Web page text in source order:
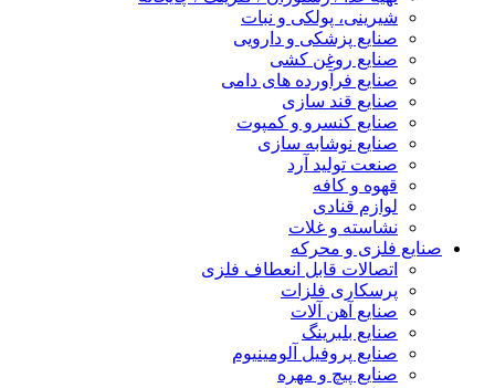
شیرینی، پولکی و نبات
صنایع پزشکی و دارویی
صنایع روغن کشی
صنایع فرآورده های دامی
صنایع قند سازی
صنایع کنسرو و کمپوت
صنایع نوشابه سازی
صنعت تولید آرد
قهوه و کافه
لوازم قنادی
نشاسته و غلات
صنایع فلزی و محرکه
اتصالات قابل انعطاف فلزی
پرسکاری فلزات
صنایع آهن آلات
صنایع بلبرینگ
صنایع پروفیل آلومینیوم
صنایع پیچ و مهره